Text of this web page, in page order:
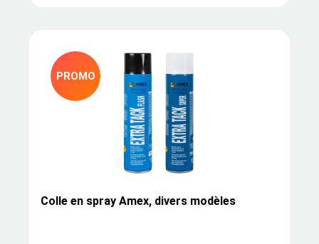
PROMO
Colle en spray Amex, divers modèles